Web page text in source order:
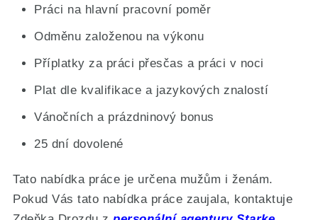
Práci na hlavní pracovní poměr
Odměnu založenou na výkonu
Příplatky za práci přesčas a práci v noci
Plat dle kvalifikace a jazykových znalostí
Vánočních a prázdninový bonus
25 dní dovolené
Tato nabídka práce je určena mužům i ženám.
Pokud Vás tato nabídka práce zaujala, kontaktuje